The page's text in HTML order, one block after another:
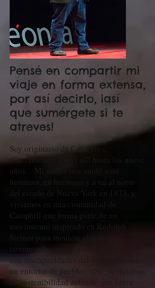
Pensé en compartir mi
viaje en forma extensa,
por así decirlo, ¡así
que sumérgete si te
atreves!
Soy originario de California,
(Sacramento) y viví allí hasta los nueve
años. Mi madre nos mudó a mi
hermana, mi hermano y a mí al norte
del estado de Nueva York en 1973, y
vivíamos en una comunidad de
Camphill que forma parte de un
Steiner para inculcar el trabajo
conmovedor en el cuidado de adultos
con discapacidades del desarrollo. en
un entorno de pueblo. (Sí, ¡se trataban
de sostenibilidad antes de que fuera